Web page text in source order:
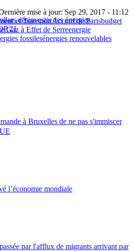
désinvestis des énergies
21
mise à jour: Sep 29, 2017 - 11:12
et TransportAccord de Parisbudget
Gaz à Effet de Serreenergie
fossilesénergies renouvelables
à Bruxelles de ne pas s'immiscer
l’économie mondiale
par l'afflux de migrants arrivant par